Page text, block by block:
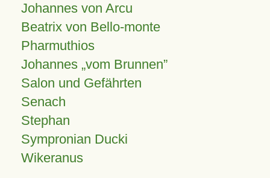
Johannes von Arcu
Beatrix von Bello-monte
Pharmuthios
Johannes vom Brunnen
Salon und Gefährten
Senach
Stephan
Sympronian Ducki
Wikeranus